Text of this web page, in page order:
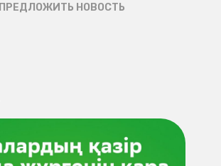
ПРЕДЛОЖИТЬ НОВОСТЬ